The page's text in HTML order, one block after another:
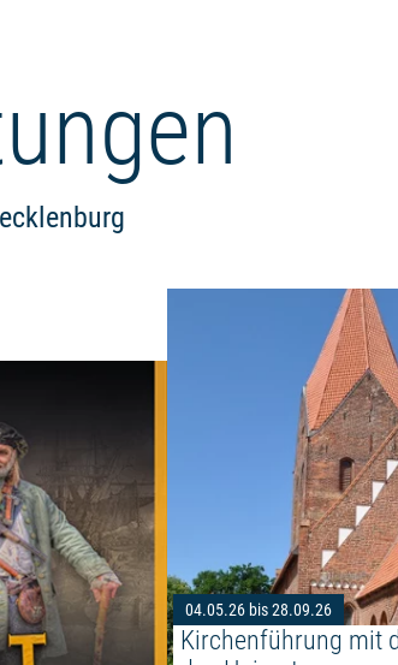
Weiterlesen: "Familie
04.05.26 bis 28.09.26
Kirchenführung mit